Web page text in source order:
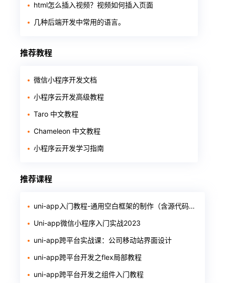
html怎么插入视频？视频如何插入页面
几种后端开发中常用的语言。
推荐教程
微信小程序开发文档
小程序云开发高级教程
Taro 中文教程
Chameleon 中文教程
小程序云开发学习指南
推荐课程
uni-app入门教程-通用空白框架的制作（含源代码和软件）
Uni-app微信小程序入门实战2023
uni-app跨平台实战课：公司移动站界面设计
uni-app跨平台开发之flex局部教程
uni-app跨平台开发之组件入门教程